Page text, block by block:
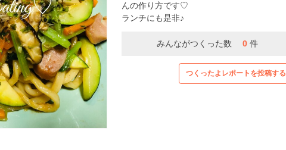
んの作り方です♡
ランチにも是非♪
みんながつくった数 0 件
つくったよレポートを投稿する